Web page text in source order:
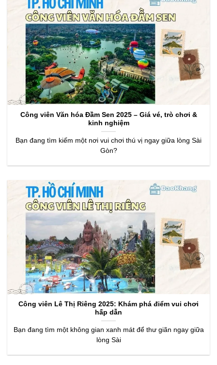
Công viên Văn hóa Đầm Sen 2025 – Giá vé, trò chơi &
kinh nghiệm
Bạn đang tìm kiếm một nơi vui chơi thú vị ngay giữa lòng Sài
Gòn?
Công viên Lê Thị Riêng 2025: Khám phá điểm vui chơi
hấp dẫn
Bạn đang tìm một không gian xanh mát để thư giãn ngay giữa
lòng Sài